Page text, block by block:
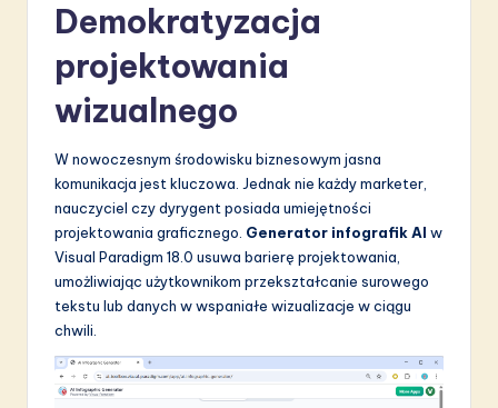
Demokratyzacja
projektowania
wizualnego
W nowoczesnym środowisku biznesowym jasna
komunikacja jest kluczowa. Jednak nie każdy marketer,
nauczyciel czy dyrygent posiada umiejętności
projektowania graficznego. Generator infografik AI w
Visual Paradigm 18.0 usuwa barierę projektowania,
umożliwiając użytkownikom przekształcanie surowego
tekstu lub danych w wspaniałe wizualizacje w ciągu
chwili.